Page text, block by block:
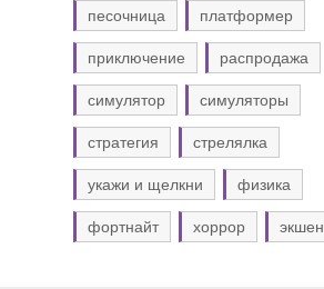
песочница платформер
приключение распродажа
симулятор симуляторы
стратегия стрелялка
укажи и щелкни физика
фортнайт хоррор экшен